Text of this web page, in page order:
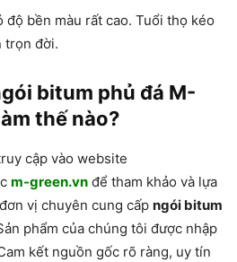
độ bền màu rất cao. Tuổi thọ kéo
trọn đời.
bitum phủ đá M-
thế nào?
cập vào website
m-green.vn để tham khảo và lựa
vị chuyên cung cấp ngói bitum
phẩm của chúng tôi được nhập
kết nguồn gốc rõ ràng, uy tín